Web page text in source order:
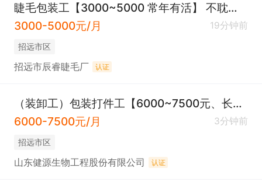
睫毛包装工【3000~5000 常年有活】 不耽误接送孩子
3000-5000元/月
19分钟前
招远市区
招远市辰睿睫毛厂 认证
（装卸工）包装打件工【6000~7500元、长白班、五险、节日福利】
6000-7500元/月
3分钟前
招远市区
山东健源生物工程股份有限公司 认证